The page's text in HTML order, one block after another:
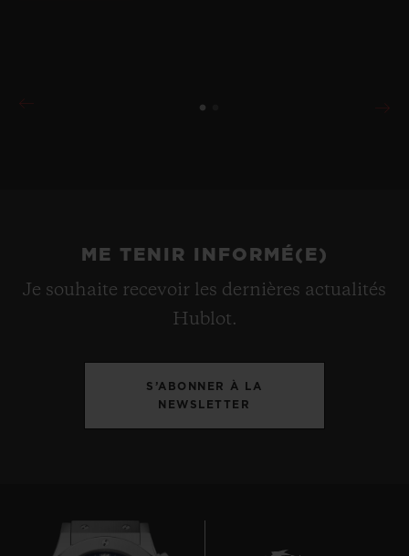
ME TENIR INFORMÉ(E)
Je souhaite recevoir les dernières actualités
Hublot.
S’ABONNER À LA
NEWSLETTER